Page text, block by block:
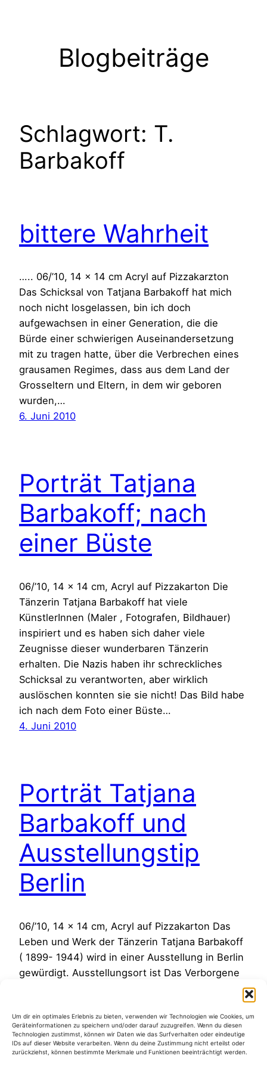
Um dir ein optimales Erlebnis zu bieten, verwenden wir Technologien wie Cookies, um
Geräteinformationen zu speichern und/oder darauf zuzugreifen. Wenn du diesen
Technologien zustimmst, können wir Daten wie das Surfverhalten oder eindeutige
IDs auf dieser Website verarbeiten. Wenn du deine Zustimmung nicht erteilst oder
zurückziehst, können bestimmte Merkmale und Funktionen beeinträchtigt werden.
Blogbeiträge
Schlagwort: T.
Barbakoff
bittere Wahrheit
….. 06/’10, 14 x 14 cm Acryl auf Pizzakarzton
Das Schicksal von Tatjana Barbakoff hat mich
noch nicht losgelassen, bin ich doch
aufgewachsen in einer Generation, die die
Bürde einer schwierigen Auseinandersetzung
mit zu tragen hatte, über die Verbrechen eines
grausamen Regimes, dass aus dem Land der
Grosseltern und Eltern, in dem wir geboren
wurden,…
6. Juni 2010
Porträt Tatjana
Barbakoff; nach
einer Büste
06/’10, 14 x 14 cm, Acryl auf Pizzakarton Die
Tänzerin Tatjana Barbakoff hat viele
KünstlerInnen (Maler , Fotografen, Bildhauer)
inspiriert und es haben sich daher viele
Zeugnisse dieser wunderbaren Tänzerin
erhalten. Die Nazis haben ihr schreckliches
Schicksal zu verantworten, aber wirklich
auslöschen konnten sie sie nicht! Das Bild habe
ich nach dem Foto einer Büste…
4. Juni 2010
Porträt Tatjana
Barbakoff und
Ausstellungstip
Berlin
06/’10, 14 x 14 cm, Acryl auf Pizzakarton Das
Leben und Werk der Tänzerin Tatjana Barbakoff
( 1899- 1944) wird in einer Ausstellung in Berlin
gewürdigt. Ausstellungsort ist Das Verborgene
noch bis zum 27.06.’10. Öffnungszeiten, Bilder
und Biographie unter obigem Link. Das…
2. Juni 2010